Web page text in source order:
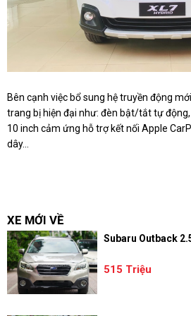
Bên cạnh việc bổ sung hệ truyền động
trang bị hiện đại như: đèn bật/tắt tự
10 inch cảm ứng hỗ trợ kết nối Apple
dây...
XE MỚI VỀ
Subaru Outback
515 Triệu